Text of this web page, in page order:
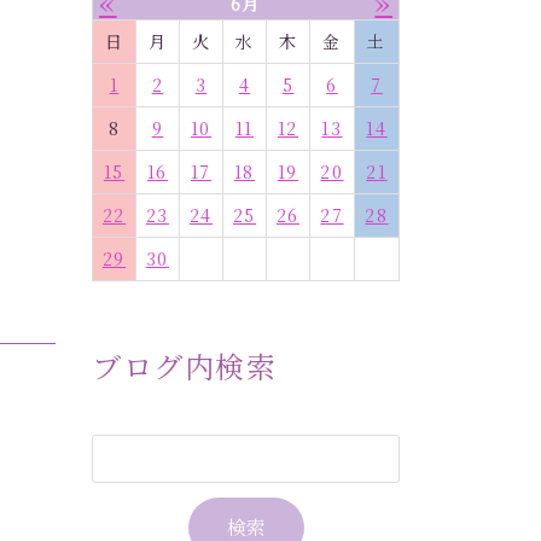
日 月 火 水 木 金
土
1
2 3 4 5 6
7
8
9 10 11 12 13
14
15
16 17 18 19 20
21
22
23 24 25 26 27
28
29
30
ブログ内検索